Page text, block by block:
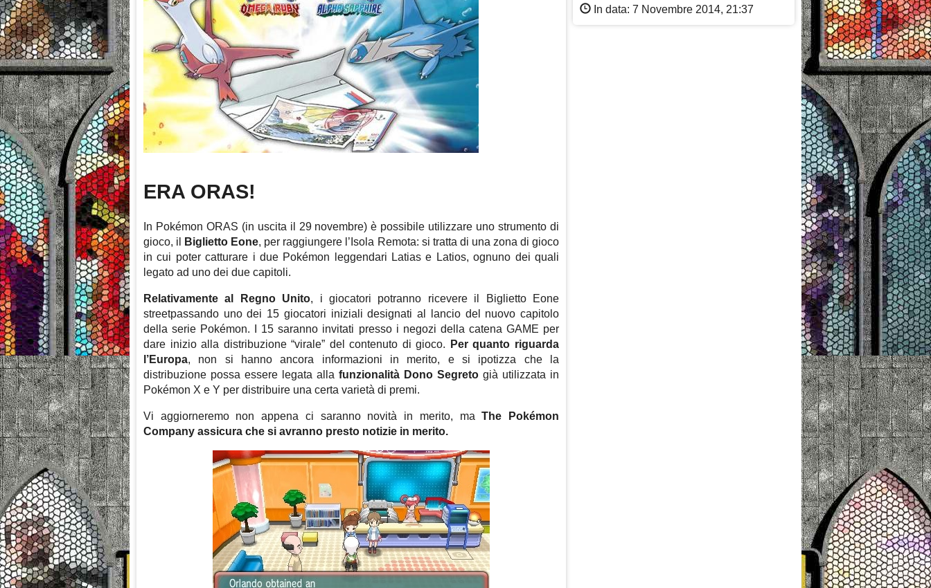
In data: 7 Novembre 2014, 21:37
ERA ORAS!
In Pokémon ORAS (in uscita il 29 novembre) è possibile utilizzare uno strumento di
gioco, il
Biglietto Eone, per raggiungere l’Isola Remota: si tratta di una zona di gioco
in cui poter catturare i due Pokémon leggendari Latias e Latios, ognuno dei quali
legato ad uno dei due capitoli.
Relativamente al Regno Unito, i giocatori potranno ricevere il Biglietto Eone
streetpassando uno dei 15 giocatori iniziali designati al lancio del nuovo capitolo
della serie Pokémon. I 15 saranno invitati presso i negozi della catena GAME per
dare inizio alla distribuzione “virale” del contenuto di gioco.
Per quanto riguarda
l’Europa, non si hanno ancora informazioni in merito, e si ipotizza che la
distribuzione possa essere legata alla funzionalità Dono Segreto già utilizzata in
Pokémon X e Y per distribuire una certa varietà di premi.
Vi aggiorneremo non appena ci saranno novità in merito, ma The Pokémon
Company assicura che si avranno presto notizie in merito.